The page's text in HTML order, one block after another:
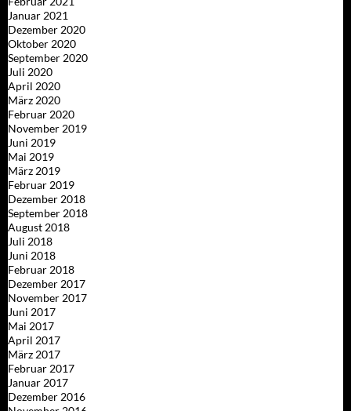
Januar 2021
Dezember 2020
Oktober 2020
September 2020
Juli 2020
April 2020
März 2020
Februar 2020
November 2019
Juni 2019
Mai 2019
März 2019
Februar 2019
Dezember 2018
September 2018
August 2018
Juli 2018
Juni 2018
Februar 2018
Dezember 2017
November 2017
Juni 2017
Mai 2017
April 2017
März 2017
Februar 2017
Januar 2017
Dezember 2016